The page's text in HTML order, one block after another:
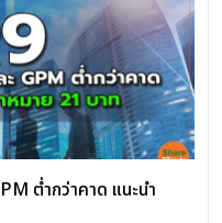
ต่ำกว่าคาด แนะนำ